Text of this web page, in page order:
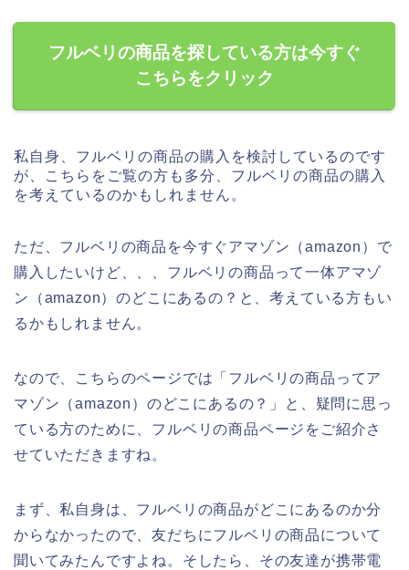
フルベリの商品を探している方は今すぐ
こちらをクリック
私自身、フルベリの商品の購入を検討しているのです
が、こちらをご覧の方も多分、フルベリの商品の購入
を考えているのかもしれません。
ただ、フルベリの商品を今すぐアマゾン（amazon）で
購入したいけど、、、フルベリの商品って一体アマゾ
ン（amazon）のどこにあるの？と、考えている方もい
るかもしれません。
なので、こちらのページでは「フルベリの商品ってア
マゾン（amazon）のどこにあるの？」と、疑問に思っ
ている方のために、フルベリの商品ページをご紹介さ
せていただきますね。
まず、私自身は、フルベリの商品がどこにあるのか分
からなかったので、友だちにフルベリの商品について
聞いてみたんですよね。そしたら、その友達が携帯電